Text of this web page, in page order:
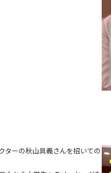
ターの秋山具義さんを招いての